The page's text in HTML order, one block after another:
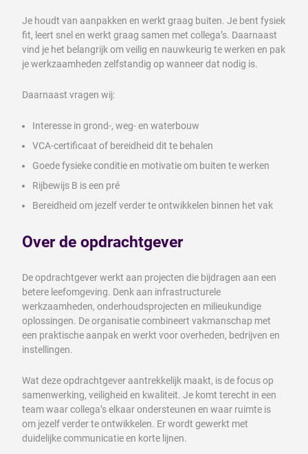
Je houdt van aanpakken en werkt graag buiten. Je bent fysiek
fit, leert snel en werkt graag samen met collega’s. Daarnaast
vind je het belangrijk om veilig en nauwkeurig te werken en pak
je werkzaamheden zelfstandig op wanneer dat nodig is.
Daarnaast vragen wij:
Interesse in grond-, weg- en waterbouw
VCA-certificaat of bereidheid dit te behalen
Goede fysieke conditie en motivatie om buiten te werken
Rijbewijs B is een pré
Bereidheid om jezelf verder te ontwikkelen binnen het vak
Over de opdrachtgever
De opdrachtgever werkt aan projecten die bijdragen aan een
betere leefomgeving. Denk aan infrastructurele
werkzaamheden, onderhoudsprojecten en milieukundige
oplossingen. De organisatie combineert vakmanschap met
een praktische aanpak en werkt voor overheden, bedrijven en
instellingen.
Wat deze opdrachtgever aantrekkelijk maakt, is de focus op
samenwerking, veiligheid en kwaliteit. Je komt terecht in een
team waar collega’s elkaar ondersteunen en waar ruimte is
om jezelf verder te ontwikkelen. Er wordt gewerkt met
duidelijke communicatie en korte lijnen.